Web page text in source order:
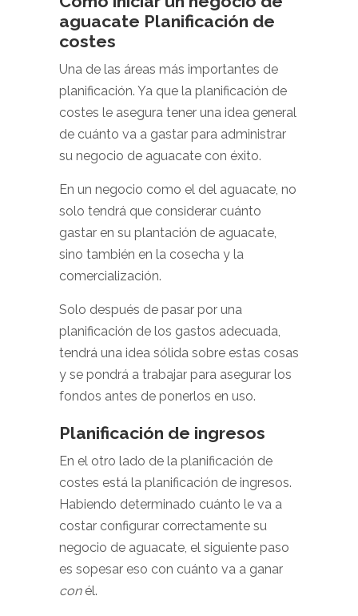
aguacate Planificación de
costes
Una de las áreas más importantes de
planificación. Ya que la planificación de
costes le asegura tener una idea general
de cuánto va a gastar para administrar
su negocio de aguacate con éxito.
En un negocio como el del aguacate, no
solo tendrá que considerar cuánto
gastar en su plantación de aguacate,
sino también en la cosecha y la
comercialización.
Solo después de pasar por una
planificación de los gastos adecuada,
tendrá una idea sólida sobre estas cosas
y se pondrá a trabajar para asegurar los
fondos antes de ponerlos en uso.
Planificación de ingresos
En el otro lado de la planificación de
costes está la planificación de ingresos.
Habiendo determinado cuánto le va a
costar configurar correctamente su
negocio de aguacate, el siguiente paso
es sopesar eso con cuánto va a ganar
conél.